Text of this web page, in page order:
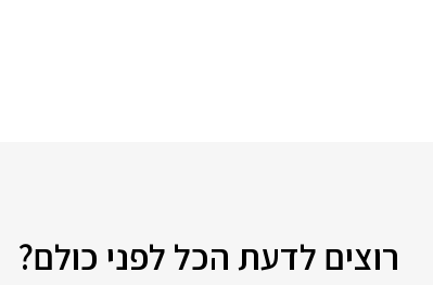
רוצים לדעת הכל לפני כולם?